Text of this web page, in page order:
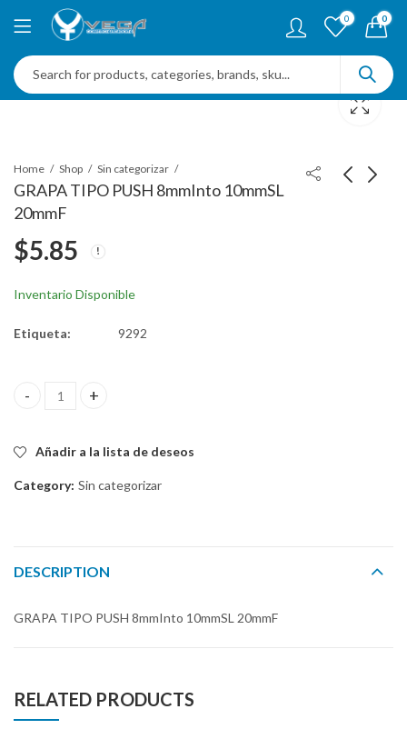
0 0
Home Shop Sin categorizar
GRAPA TIPO PUSH 8mmInto 10mmSL
20mmF
$5.85
Inventario Disponible
Etiqueta: 9292
GRAPA TIPO PUSH 8mmInto 10mmSL 20mmF quantity
Añadir a la lista de deseos
Category: Sin categorizar
DESCRIPTION
GRAPA TIPO PUSH 8mmInto 10mmSL 20mmF
RELATED PRODUCTS